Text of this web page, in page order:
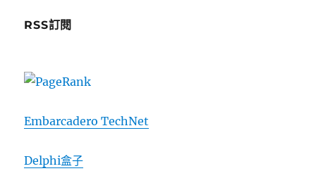
RSS訂閱
Embarcadero TechNet
Delphi盒子